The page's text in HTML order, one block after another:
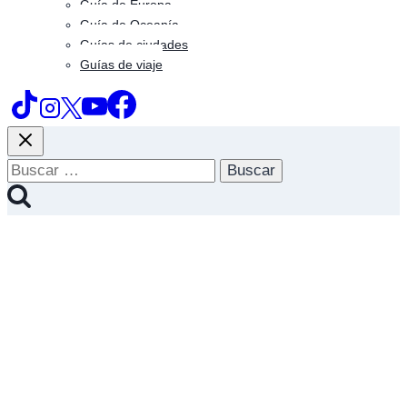
Guía de Europa
Guía de Oceanía
Guías de ciudades
Guías de viaje
Buscar: